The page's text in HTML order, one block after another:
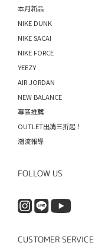
本月新品
NIKE DUNK
NIKE SACAI
NIKE FORCE
YEEZY
AIR JORDAN
NEW BALANCE
專區推薦
OUTLET出清三折起！
潮流報導
FOLLOW US
CUSTOMER SERVICE